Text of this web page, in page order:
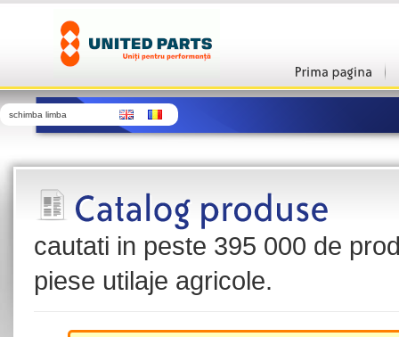
schimba limba
cautati in peste 395 000 de
piese utilaje agricole.